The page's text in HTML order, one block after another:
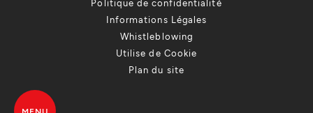
Politique de confidentialité
Informations Légales
Whistleblowing
Utilise de Cookie
Plan du site
MENU